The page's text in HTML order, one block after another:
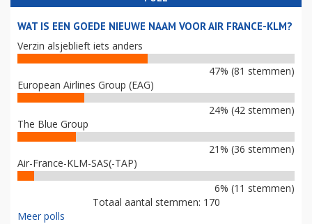
WAT IS EEN GOEDE NIEUWE NAAM VOOR AIR FRANCE-KLM?
Verzin alsjeblieft iets anders
47% (81 stemmen)
European Airlines Group (EAG)
24% (42 stemmen)
The Blue Group
21% (36 stemmen)
Air-France-KLM-SAS(-TAP)
6% (11 stemmen)
Totaal aantal stemmen: 170
Meer polls